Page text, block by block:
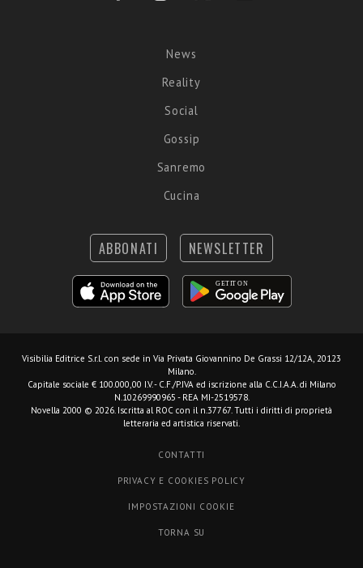
News
Reality
Social
Gossip
Sanremo
Cucina
ABBONATI NEWSLETTER
Visibilia Editrice S.r.l. con sede in Via Privata Giovannino De Grassi 12/12A, 20123
Milano.
Capitale sociale € 100.000,00 I.V. - C.F./P.IVA ed iscrizione alla C.C.I.A.A. di Milano
N.10269990965 - REA MI-2519578.
Novella 2000 © 2026. Iscritta al ROC con il n.37767. Tutti i diritti di proprietà
letteraria ed artistica riservati.
CONTATTI
PRIVACY E COOKIES POLICY
IMPOSTAZIONI COOKIE
TORNA SU